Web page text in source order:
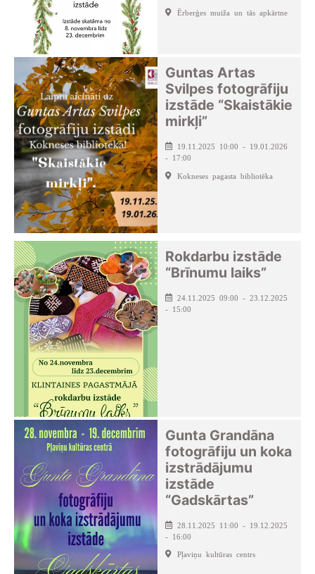
Ērberģes muiža un tās apkārtne
Guntas Artas
Svilpes fotogrāfiju
izstāde “Skaistākie
mirkļi”
19.11.2025 10:00 - 19.01.2026
- 17:00
Kokneses pagasta bibliotēka
Rokdarbu izstāde
“Brīnumu laiks”
24.11.2025 09:00 - 23.12.2025
- 15:00
Gunta Grandāna
fotogrāfiju un koka
izstrādājumu
izstāde
“Gadskārtas”
28.11.2025 11:00 - 19.12.2025
- 16:00
Pļaviņu kultūras centrs